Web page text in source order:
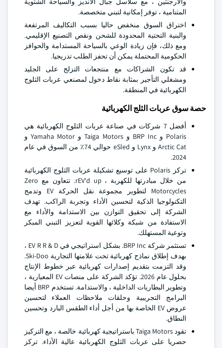
المتنامية ، توفر إمكانية لتبني متخصصة.
اختراق السوق منخفض حاليا بسبب التكاليف المرتفعة
والبنية التحتية المحدودة للشحن ونقص التصنيع الإقليمي.
ومع ذلك، فإن زيادة الوعي بالسياحة المستدامة والحوافز
الحكومية المحتملة يمكن أن تحفز الطلب تدريجيا.
قد تكون الشراكات مع منتجعات التزلج على الجليد
ومشغلي التأجير بمثابة نقاط دخول لمصنعي عربات الثلوج
الكهربائية في المنطقة.
حصة سوق عربات الثلج الكهربائية
أفضل 7 شركات في صناعة عربات الثلوج الكهربائية هي
Polaris و BRP Inc و Taiga Motors و Yamaha Motor و
Arctic Cat و Lynx و eSled حوالي 74٪ من السوق في عام
2024.
تركز Polaris على توسيع تشكيلة عربات الثلوج الكهربائية
من خلال مبادرتها للكهربة ، rEV'd up. تتعاون مع Zero
Motorcycles لتطوير مجموعة نقل الحركة EV وتدمج
التكنولوجيا الذكية لتحسين الأداء وتجربة الراكب. تهدف
الشركة إلى تحقيق التوازن بين الاستدامة والأداء مع
الاستفادة من شبكة وكلائها القوية لتعزيز التبني المبكر
وتوعية المستهلك.
تستثمر شركة BRP Inc. بشكل استراتيجي في EV R R & D ،
بهدف إطلاق نماذج كهربائية تحت علامتها التجارية Ski-Doo.
وقد التزمت بتقديم إصدارات كهربائية عبر خطوط الإنتاج
بحلول عام 2026. تؤكد الشركة على منصات EV المعيارية ،
وتطوير البطاريات الداخلية ، والاستدامة. تستخدم BRP أيضا
البرامج التجريبية وحلقات ملاحظات العملاء لتحسين
عروض EV الخاصة بها من أجل أداء الطقس البارد وتحسين
النطاق.
تقود Taiga Motors باستراتيجية كهربائية خالصة ، مع التركيز
حصريا على عربات الثلوج الكهربائية عالية الأداء. تركز